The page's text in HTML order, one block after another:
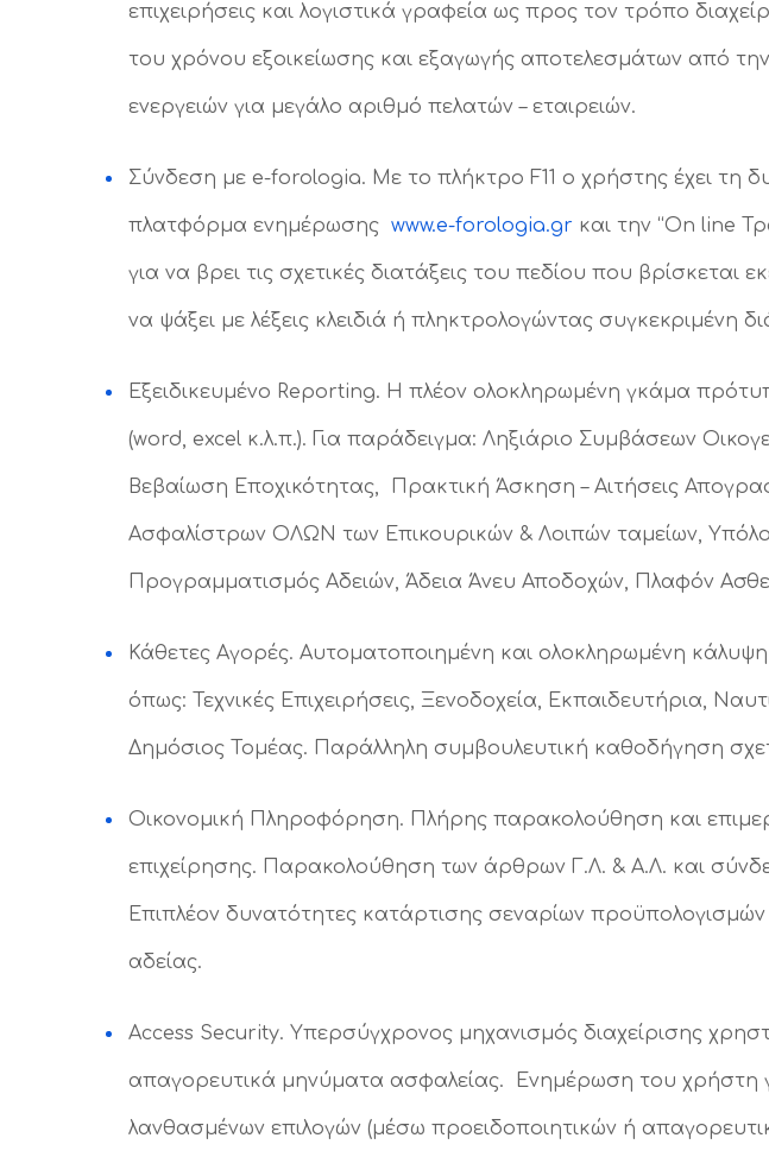
επιχειρήσεις και λογιστικά γραφεία ως προς τον τρόπο
του χρόνου εξοικείωσης και εξαγωγής αποτελεσμάτων από
ενεργειών για μεγάλο αριθμό πελατών – εταιρειών.
Σύνδεση με e-forologia. Με το πλήκτρο F11 o χρήστης έχει
πλατφόρμα ενημέρωσης www.e-forologia.gr και την “Οn line
για να βρει τις σχετικές διατάξεις του πεδίου που
να ψάξει με λέξεις κλειδιά ή πληκτρολογώντας
Εξειδικευμένο Reporting. Η πλέον ολοκληρωμένη γκάμα
(word, excel κ.λ.π.). Για παράδειγμα: Ληξιάριο Συμβάσεων
Βεβαίωση Εποχικότητας, Πρακτική Άσκηση – Αιτήσεις
Ασφαλίστρων ΟΛΩΝ των Επικουρικών & Λοιπών ταμείων,
Προγραμματισμός Αδειών, Άδεια Άνευ Αποδοχών, Πλαφόν
Κάθετες Αγορές. Αυτοματοποιημένη και ολοκληρωμένη
όπως: Τεχνικές Επιχειρήσεις, Ξενοδοχεία, Εκπαιδευτήρια,
Δημόσιος Τομέας. Παράλληλη συμβουλευτική καθοδήγηση
Οικονομική Πληροφόρηση. Πλήρης παρακολούθηση και
επιχείρησης. Παρακολούθηση των άρθρων Γ.Λ. & Α.Λ. και
Επιπλέον δυνατότητες κατάρτισης σεναρίων
αδείας.
Access Security. Υπερσύγχρονος μηχανισμός διαχείρισης
απαγορευτικά μηνύματα ασφαλείας. Ενημέρωση του χρήστη
λανθασμένων επιλογών (μέσω προειδοποιητικών ή